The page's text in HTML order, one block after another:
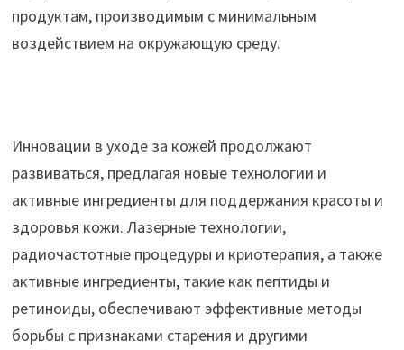
продуктам, производимым с минимальным
воздействием на окружающую среду.
Инновации в уходе за кожей продолжают
развиваться, предлагая новые технологии и
активные ингредиенты для поддержания красоты и
здоровья кожи. Лазерные технологии,
радиочастотные процедуры и криотерапия, а также
активные ингредиенты, такие как пептиды и
ретиноиды, обеспечивают эффективные методы
борьбы с признаками старения и другими